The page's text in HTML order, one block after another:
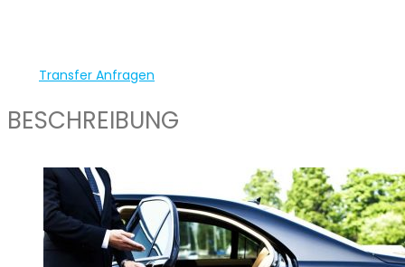
Transfer Anfragen
BESCHREIBUNG